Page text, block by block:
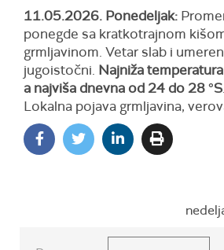
11.05.2026. Ponedeljak:
ponegde sa kratkotrajnom
grmljavinom. Vetar slab i
jugoistočni. Najniža
a najviša dnevna od 24 do 28 °S.
Lokalna pojava grmljavina,